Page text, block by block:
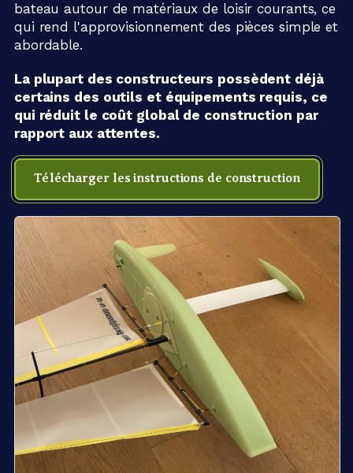
bateau autour de matériaux de loisir courants, ce
qui rend l'approvisionnement des pièces simple et
abordable.
La plupart des constructeurs possèdent déjà
certains des outils et équipements requis, ce
qui réduit le coût global de construction par
rapport aux attentes.
Télécharger les instructions de construction